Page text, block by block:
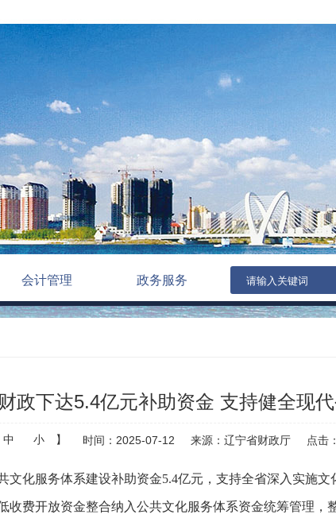
会计管理 政务服务
下达5.4亿元补助资金 支持健全现
中 小 】 时间：2025-07-12 来源：辽宁省财政厅 点击：
化服务体系建设补助资金5.4亿元，支持全省深入实施文
收费开放资金整合纳入公共文化服务体系资金统筹管理，